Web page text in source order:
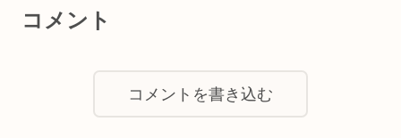
コメント
コメントを書き込む